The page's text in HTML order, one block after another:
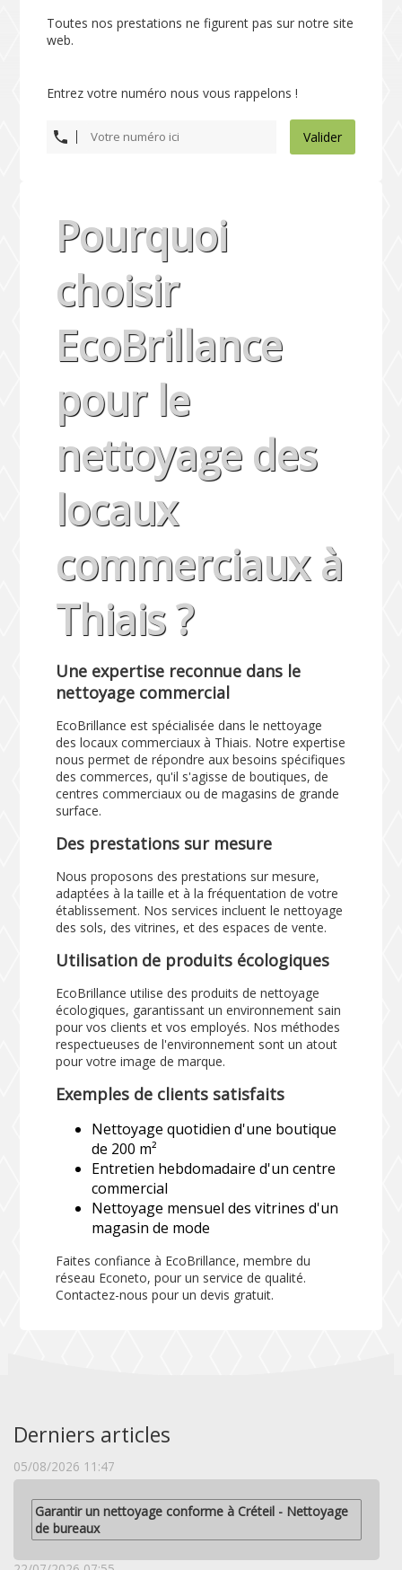
Toutes nos prestations ne figurent pas sur notre site
web.
Entrez votre numéro nous vous rappelons !
Valider
Pourquoi
choisir
EcoBrillance
pour le
nettoyage des
locaux
commerciaux à
Thiais ?
Une expertise reconnue dans le
nettoyage commercial
EcoBrillance est spécialisée dans le nettoyage
des locaux commerciaux à Thiais. Notre expertise
nous permet de répondre aux besoins spécifiques
des commerces, qu'il s'agisse de boutiques, de
centres commerciaux ou de magasins de grande
surface.
Des prestations sur mesure
Nous proposons des prestations sur mesure,
adaptées à la taille et à la fréquentation de votre
établissement. Nos services incluent le nettoyage
des sols, des vitrines, et des espaces de vente.
Utilisation de produits écologiques
EcoBrillance utilise des produits de nettoyage
écologiques, garantissant un environnement sain
pour vos clients et vos employés. Nos méthodes
respectueuses de l'environnement sont un atout
pour votre image de marque.
Exemples de clients satisfaits
Nettoyage quotidien d'une boutique
de 200 m²
Entretien hebdomadaire d'un centre
commercial
Nettoyage mensuel des vitrines d'un
magasin de mode
Faites confiance à EcoBrillance, membre du
réseau Econeto, pour un service de qualité.
Contactez-nous pour un devis gratuit.
Derniers articles
05/08/2026 11:47
Garantir un nettoyage conforme à Créteil - Nettoyage
de bureaux